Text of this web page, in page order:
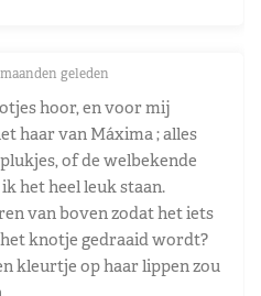
geleden
hoor, en voor mij
haar van Máxima ; alles
of de welbekende
het heel leuk staan.
van boven zodat het iets
knotje gedraaid wordt?
kleurtje op haar lippen zou